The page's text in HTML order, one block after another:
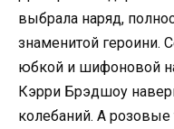
выбрала наряд,
знаменитой героини.
юбкой и шифоновой
Кэрри Брэдшоу
колебаний. А